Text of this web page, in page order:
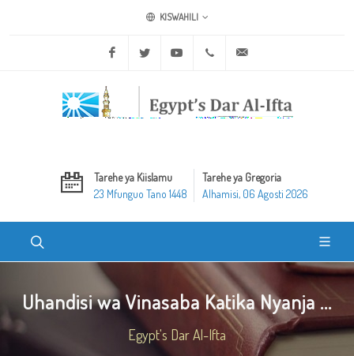
KISWAHILI
Facebook Twitter Youtube +20 2 25970400
Tarehe ya Kiislamu
23 Mfunguo Tano 1448
Tarehe ya Gregoria
Alhamisi, 06 Agosti 2026
Uhandisi wa Vinasaba Katika Nyanja ...
Egypt's Dar Al-Ifta